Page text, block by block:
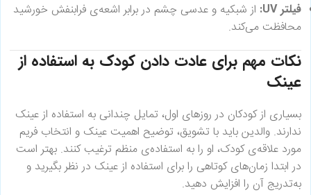
فیلتر UV:
از شبکیه و عدسی چشم در برابر اشعه‌ی فرابنفش خورشید
محافظت می‌کند.
نکات مهم برای عادت دادن کودک به استفاده از
عینک
بسیاری از کودکان در روزهای اول، تمایل چندانی به استفاده از عینک
ندارند. والدین باید با تشویق، توضیح اهمیت عینک و انتخاب فریم
مورد علاقه‌ی کودک، او را به استفاده‌ی منظم ترغیب کنند. بهتر است
در ابتدا زمان‌های کوتاهی را برای استفاده از عینک در نظر بگیرید و
به‌تدریج آن را افزایش دهید.